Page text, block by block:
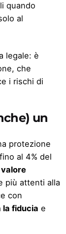
quando
al
legale: è
che
i rischi di
un
protezione
al 4% del
valore
più attenti alla
con
la fiducia e